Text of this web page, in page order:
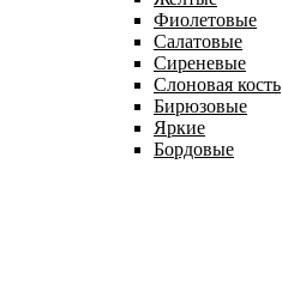
Фиолетовые
Салатовые
Сиреневые
Слоновая кость
Бирюзовые
Яркие
Бордовые